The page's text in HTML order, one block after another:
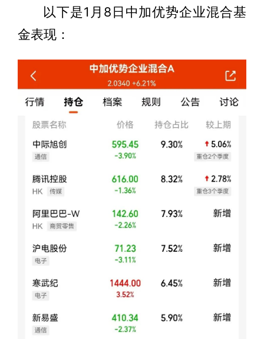
以下是1月8日中加优势企业混合基
金表现：